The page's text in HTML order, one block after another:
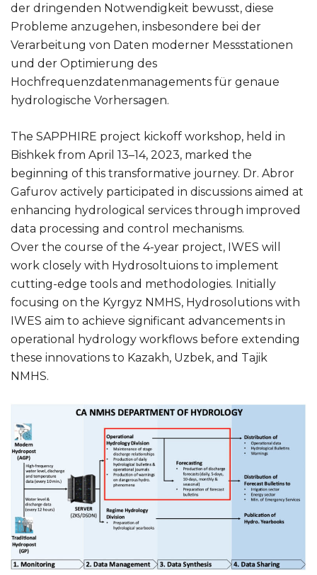
der dringenden Notwendigkeit bewusst, diese
Probleme anzugehen, insbesondere bei der
Verarbeitung von Daten moderner Messstationen
und der Optimierung des
Hochfrequenzdatenmanagements für genaue
hydrologische Vorhersagen.
The SAPPHIRE project kickoff workshop, held in
Bishkek from April 13–14, 2023, marked the
beginning of this transformative journey. Dr. Abror
Gafurov actively participated in discussions aimed at
enhancing hydrological services through improved
data processing and control mechanisms.
Over the course of the 4-year project, IWES will
work closely with Hydrosoltuions to implement
cutting-edge tools and methodologies. Initially
focusing on the Kyrgyz NMHS, Hydrosolutions with
IWES aim to achieve significant advancements in
operational hydrology workflows before extending
these innovations to Kazakh, Uzbek, and Tajik
NMHS.